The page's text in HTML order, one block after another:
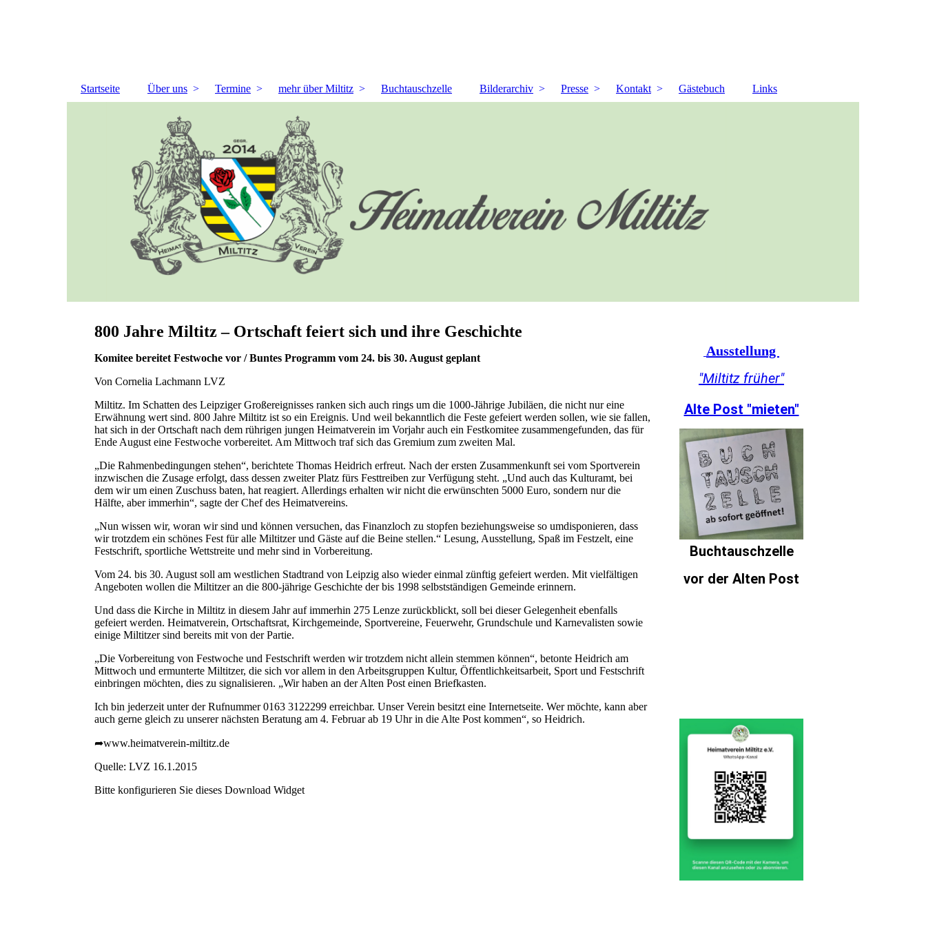
Startseite Über uns Termine mehr über Miltitz Buchtauschzelle Bilderarchiv Presse Kontakt Gästebuch Links
800 Jahre Miltitz – Ortschaft feiert sich und ihre Geschichte
Komitee bereitet Festwoche vor / Buntes Programm vom 24. bis 30. August geplant
Von Cornelia Lachmann LVZ
Miltitz. Im Schatten des Leipziger Großereignisses ranken sich auch rings um die 1000-Jährige Jubiläen, die nicht nur eine
Erwähnung wert sind. 800 Jahre Miltitz ist so ein Ereignis. Und weil bekanntlich die Feste gefeiert werden sollen, wie sie fallen,
hat sich in der Ortschaft nach dem rührigen jungen Heimatverein im Vorjahr auch ein Festkomitee zusammengefunden, das für
Ende August eine Festwoche vorbereitet. Am Mittwoch traf sich das Gremium zum zweiten Mal.
„Die Rahmenbedingungen stehen“, berichtete Thomas Heidrich erfreut. Nach der ersten Zusammenkunft sei vom Sportverein
inzwischen die Zusage erfolgt, dass dessen zweiter Platz fürs Festtreiben zur Verfügung steht. „Und auch das Kulturamt, bei
dem wir um einen Zuschuss baten, hat reagiert. Allerdings erhalten wir nicht die erwünschten 5000 Euro, sondern nur die
Hälfte, aber immerhin“, sagte der Chef des Heimatvereins.
„Nun wissen wir, woran wir sind und können versuchen, das Finanzloch zu stopfen beziehungsweise so umdisponieren, dass
wir trotzdem ein schönes Fest für alle Miltitzer und Gäste auf die Beine stellen.“ Lesung, Ausstellung, Spaß im Festzelt, eine
Festschrift, sportliche Wettstreite und mehr sind in Vorbereitung.
Vom 24. bis 30. August soll am westlichen Stadtrand von Leipzig also wieder einmal zünftig gefeiert werden. Mit vielfältigen
Angeboten wollen die Miltitzer an die 800-jährige Geschichte der bis 1998 selbstständigen Gemeinde erinnern.
Und dass die Kirche in Miltitz in diesem Jahr auf immerhin 275 Lenze zurückblickt, soll bei dieser Gelegenheit ebenfalls
gefeiert werden. Heimatverein, Ortschaftsrat, Kirchgemeinde, Sportvereine, Feuerwehr, Grundschule und Karnevalisten sowie
einige Miltitzer sind bereits mit von der Partie.
„Die Vorbereitung von Festwoche und Festschrift werden wir trotzdem nicht allein stemmen können“, betonte Heidrich am
Mittwoch und ermunterte Miltitzer, die sich vor allem in den Arbeitsgruppen Kultur, Öffentlichkeitsarbeit, Sport und Festschrift
einbringen möchten, dies zu signalisieren. „Wir haben an der Alten Post einen Briefkasten.
Ich bin jederzeit unter der Rufnummer 0163 3122299 erreichbar. Unser Verein besitzt eine Internetseite. Wer möchte, kann aber
auch gerne gleich zu unserer nächsten Beratung am 4. Februar ab 19 Uhr in die Alte Post kommen“, so Heidrich.
➦www.heimatverein-miltitz.de
Quelle: LVZ 16.1.2015
Bitte konfigurieren Sie dieses Download Widget
Ausstellung
"Miltitz früher"
Alte Post "mieten"
Buchtauschzelle
vor der Alten Post